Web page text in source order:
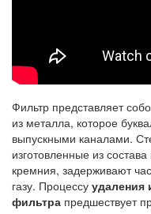
Фильтр представляет
из металла, которое
выпускными каналами.
изготовленные из
кремния, задерживают
газу. Процессу удаления
фильтра предшествует